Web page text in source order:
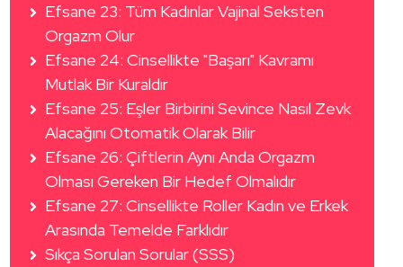
Efsane 23: Tüm Kadınlar Vajinal Seksten
Orgazm Olur
Efsane 24: Cinsellikte "Başarı" Kavramı
Mutlak Bir Kuraldır
Efsane 25: Eşler Birbirini Sevince Nasıl Zevk
Alacağını Otomatik Olarak Bilir
Efsane 26: Çiftlerin Aynı Anda Orgazm
Olması Gereken Bir Hedef Olmalıdır
Efsane 27: Cinsellikte Roller Kadın ve Erkek
Arasında Temelde Farklıdır
Sıkça Sorulan Sorular (SSS)